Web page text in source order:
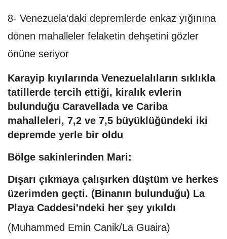
8- Venezuela'daki depremlerde enkaz yığınına
dönen mahalleler felaketin dehşetini gözler
önüne seriyor
Karayip kıyılarında Venezuelalıların sıklıkla
tatillerde tercih ettiği, kiralık evlerin
bulunduğu Caravellada ve Cariba
mahalleleri, 7,2 ve 7,5 büyüklüğündeki iki
depremde yerle bir oldu
Bölge sakinlerinden Mari:
Dışarı çıkmaya çalışırken düştüm ve herkes
üzerimden geçti. (Binanın bulunduğu) La
Playa Caddesi'ndeki her şey yıkıldı
(Muhammed Emin Canik/La Guaira)